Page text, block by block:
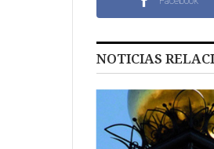
NOTICIAS